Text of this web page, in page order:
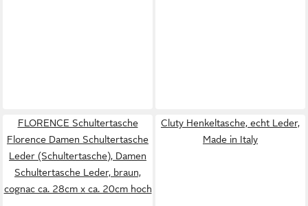
FLORENCE Schultertasche
Florence Damen Schultertasche
Leder (Schultertasche), Damen
Schultertasche Leder, braun,
cognac ca. 28cm x ca. 20cm hoch
Cluty Henkeltasche, echt Leder,
Made in Italy